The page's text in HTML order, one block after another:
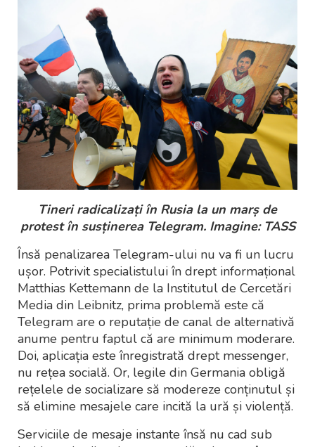
Tineri radicalizați în Rusia la un marș de
protest în susținerea Telegram. Imagine: TASS
Însă penalizarea Telegram-ului nu va fi un lucru
ușor. Potrivit specialistului în drept informațional
Matthias Kettemann de la Institutul de Cercetări
Media din Leibnitz, prima problemă este că
Telegram are o reputație de canal de alternativă
anume pentru faptul că are minimum moderare.
Doi, aplicația este înregistrată drept messenger,
nu rețea socială. Or, legile din Germania obligă
rețelele de socializare să modereze conținutul și
să elimine mesajele care incită la ură și violență.
Serviciile de mesaje instante însă nu cad sub